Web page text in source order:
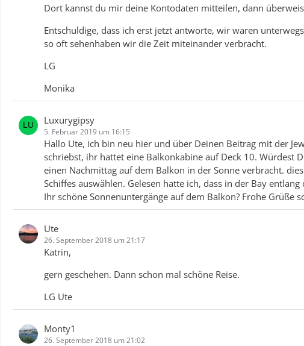
Dort kannst du mir deine Kontodaten mitteilen, dann
Entschuldige, dass ich erst jetzt antworte, wir waren
so oft sehenhaben wir die Zeit miteinander verbracht.
LG
Monika
Luxurygipsy
5. Februar 2019 um 16:15
Hallo Ute, ich bin neu hier und über Deinen Beitrag mit der
schriebst, ihr hattet eine Balkonkabine auf Deck 10.
einen Nachmittag auf dem Balkon in der Sonne verbracht.
Schiffes auswählen. Gelesen hatte ich, dass in der Bay
Ihr schöne Sonnenuntergänge auf dem Balkon? Frohe Grüße
Ute
26. September 2018 um 21:17
Katrin,
gern geschehen. Dann schon mal schöne Reise.
LG Ute
Monty1
26. September 2018 um 21:02